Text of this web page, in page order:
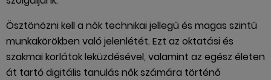
Ösztönözni kell a nők technikai jellegű és magas szintű
munkakörökben való jelenlétét. Ezt az oktatási és
szakmai korlátok leküzdésével, valamint az egész életen
át tartó digitális tanulás nők számára történő